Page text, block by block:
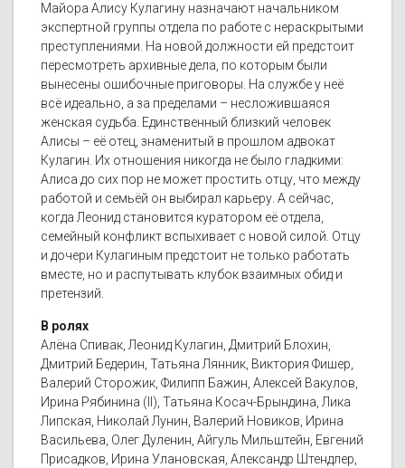
Майора Алису Кулагину назначают начальником
экспертной группы отдела по работе с нераскрытыми
преступлениями. На новой должности ей предстоит
пересмотреть архивные дела, по которым были
вынесены ошибочные приговоры. На службе у неё
всё идеально, а за пределами – несложившаяся
женская судьба. Единственный близкий человек
Алисы – её отец, знаменитый в прошлом адвокат
Кулагин. Их отношения никогда не было гладкими:
Алиса до сих пор не может простить отцу, что между
работой и семьёй он выбирал карьеру. А сейчас,
когда Леонид становится куратором её отдела,
семейный конфликт вспыхивает с новой силой. Отцу
и дочери Кулагиным предстоит не только работать
вместе, но и распутывать клубок взаимных обид и
претензий.
В ролях
Алёна Спивак, Леонид Кулагин, Дмитрий Блохин,
Дмитрий Бедерин, Татьяна Лянник, Виктория Фишер,
Валерий Сторожик, Филипп Бажин, Алексей Вакулов,
Ирина Рябинина (II), Татьяна Косач-Брындина, Лика
Липская, Николай Лунин, Валерий Новиков, Ирина
Васильева, Олег Дуленин, Айгуль Мильштейн, Евгений
Присадков, Ирина Улановская, Александр Штендлер,